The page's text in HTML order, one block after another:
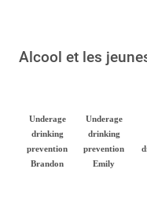
Alcool et les
Underage
drinking
prevention
Brandon
Underage
drinking
prevention
Emily